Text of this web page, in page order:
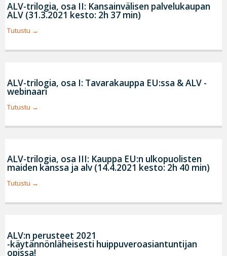
ALV-trilogia, osa II: Kansainvälisen palvelukaupan
ALV (31.3.2021 kesto: 2h 37 min)
Tutustu
ALV-trilogia, osa I: Tavarakauppa EU:ssa & ALV -
webinaari
Tutustu
ALV-trilogia, osa III: Kauppa EU:n ulkopuolisten
maiden kanssa ja alv (14.4.2021 kesto: 2h 40 min)
Tutustu
ALV:n perusteet 2021
-käytännönläheisesti huippuveroasiantuntijan
opissa!